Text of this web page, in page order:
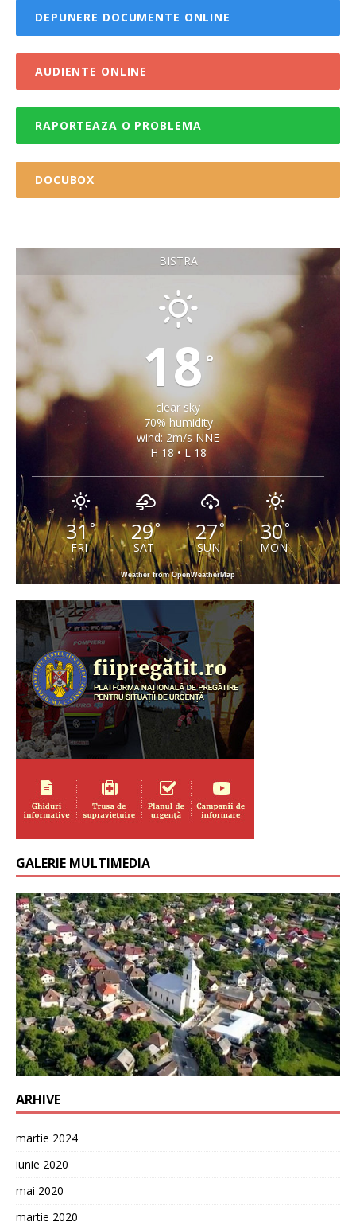
DEPUNERE DOCUMENTE ONLINE
AUDIENTE ONLINE
RAPORTEAZA O PROBLEMA
DOCUBOX
BISTRA
18 °
clear sky
70% humidity
wind: 2m/s NNE
H 18 • L 18
31°
FRI
29°
SAT
27°
SUN
30°
MON
Weather from OpenWeatherMap
GALERIE MULTIMEDIA
ARHIVE
martie 2024
iunie 2020
mai 2020
martie 2020